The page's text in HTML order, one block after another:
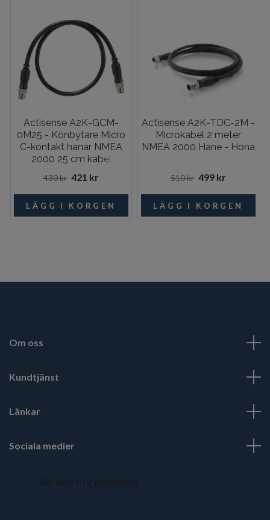
Actisense A2K-GCM-
0M25 - Könbytare Micro
C-kontakt hanar NMEA
2000 25 cm kabel
430 kr 421 kr
Actisense A2K-TDC-2M -
Microkabel 2 meter
NMEA 2000 Hane - Hona
510 kr 499 kr
Om oss
Kundtjänst
Länkar
Sociala medier